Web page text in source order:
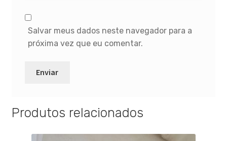
Salvar meus dados neste navegador para a
próxima vez que eu comentar.
Produtos relacionados